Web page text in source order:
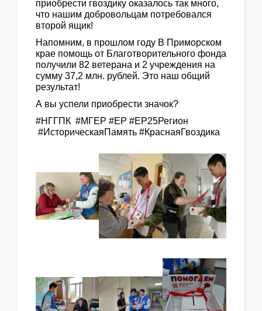
приобрести гвоздику оказалось так много,
что нашим добровольцам потребовался
второй ящик!
Напомним, в прошлом году В Приморском
крае помощь от Благотворительного фонда
получили 82 ветерана и 2 учреждения на
сумму 37,2 млн. рублей. Это наш общий
результат!
А вы успели приобрести значок?
#НГГПК #МГЕР #ЕР #ЕР25Регион
#ИсторическаяПамять #КраснаяГвоздика